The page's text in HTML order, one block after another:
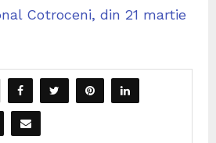
Cotroceni, din 21 martie